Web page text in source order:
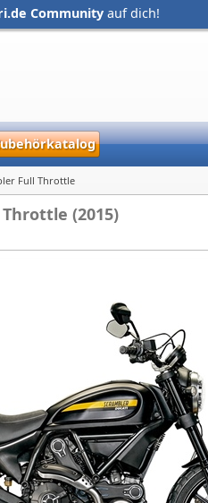
Community auf dich!
Full Throttle
(2015)